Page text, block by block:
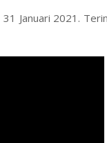
Januari 2021.